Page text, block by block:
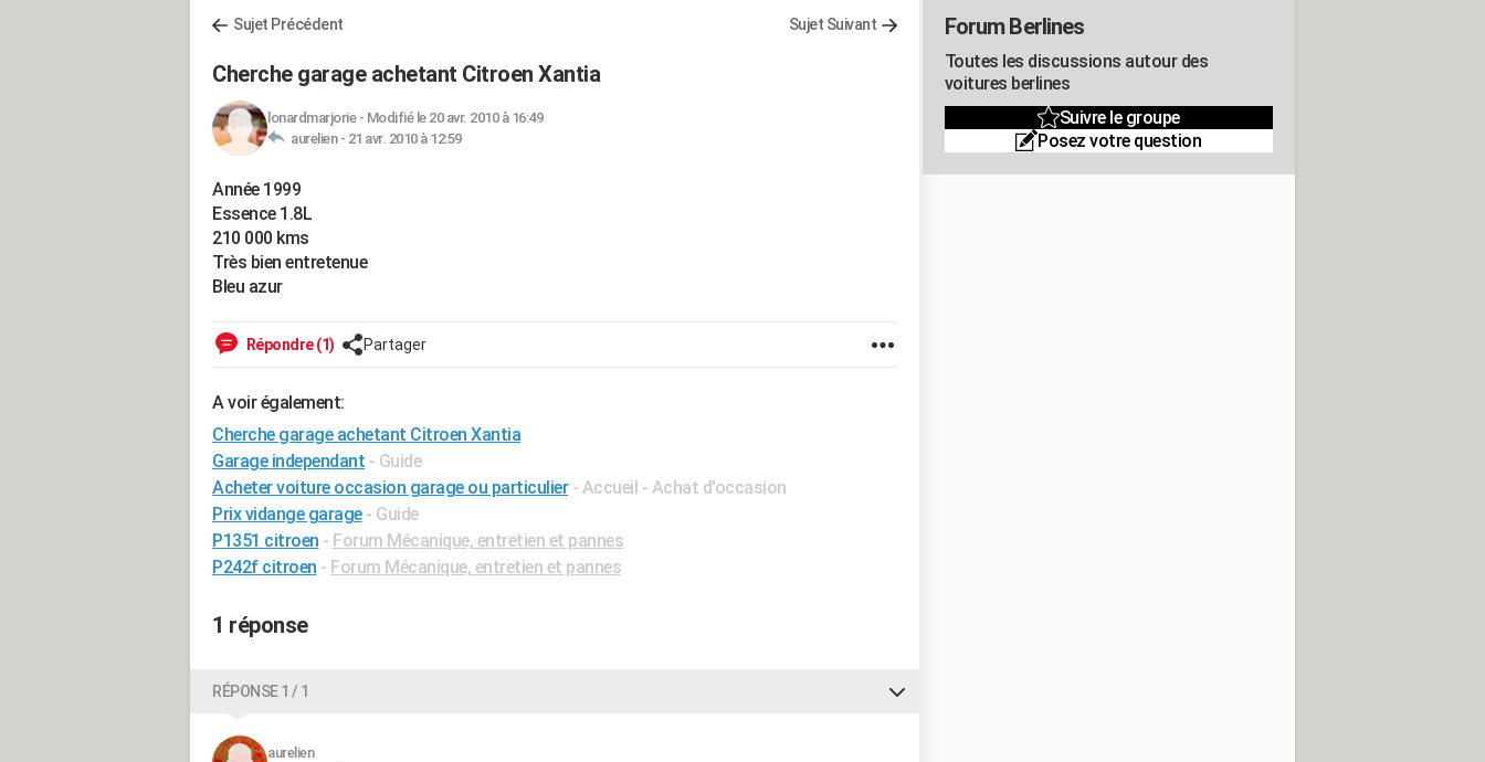
Sujet Précédent Sujet Suivant
Cherche garage achetant Citroen Xantia
lonardmarjorie- Modifié le 20 avr. 2010 à 16:49
aurelien - 21 avr. 2010 à 12:59
Année 1999
Essence 1.8L
210 000 kms
Très bien entretenue
Bleu azur
Répondre (1) Partager
A voir également:
Cherche garage achetant Citroen Xantia
Garage independant - Guide
Acheter voiture occasion garage ou particulier - Accueil - Achat d'occasion
Prix vidange garage - Guide
P1351 citroen - Forum Mécanique, entretien et pannes
P242f citroen - Forum Mécanique, entretien et pannes
1 réponse
RÉPONSE 1 / 1
aurelien
Forum Berlines
Toutes les discussions autour des
voitures berlines
Suivre le groupe
Posez votre question